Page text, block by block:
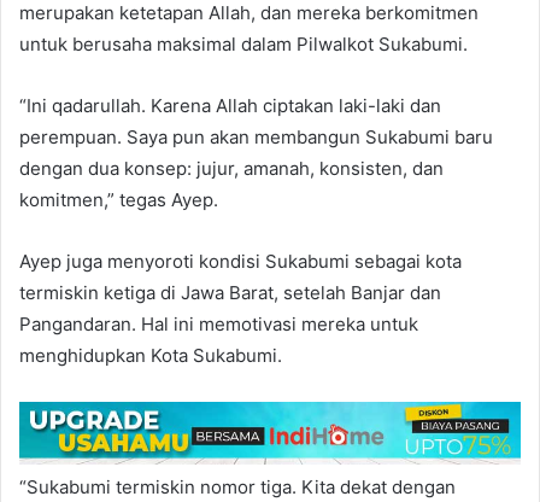
merupakan ketetapan Allah, dan mereka berkomitmen
untuk berusaha maksimal dalam Pilwalkot Sukabumi.
“Ini qadarullah. Karena Allah ciptakan laki-laki dan
perempuan. Saya pun akan membangun Sukabumi baru
dengan dua konsep: jujur, amanah, konsisten, dan
komitmen,” tegas Ayep.
Ayep juga menyoroti kondisi Sukabumi sebagai kota
termiskin ketiga di Jawa Barat, setelah Banjar dan
Pangandaran. Hal ini memotivasi mereka untuk
menghidupkan Kota Sukabumi.
“Sukabumi termiskin nomor tiga. Kita dekat dengan